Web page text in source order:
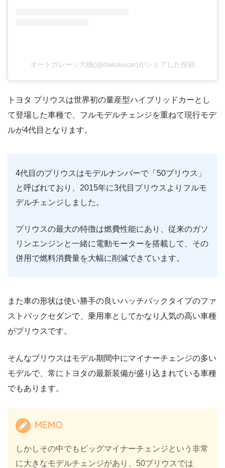
オートガレージ大徳(@daitokucar)がシェアした投稿
トヨタ プリウスは世界初の量産型ハイブリッドカーとし
て登場した車種で、フルモデルチェンジを重ねて現行モデ
ルが4代目となります。
4代目のプリウスはモデルナンバーで「50プリウス」
と呼ばれており、2015年に3代目プリウスよりフルモ
デルチェンジしました。
プリウスの最大の特徴は燃費性能にあり、従来のガソ
リンエンジンと一緒に電動モーターを搭載して、その
併用で燃料消費量を大幅に削減できています。
また車の形状は使い勝手の良いハッチバックタイプのファ
ストバックセダンで、乗用車としてかなり人気の高い車種
がプリウスです。
そんなプリウスはモデル期間中にマイナーチェンジの多い
モデルで、常にトヨタの最新装備が盛り込まれている車種
でもあります。
MEMO
しかしその中でもビッグマイナーチェンジという非常
に大きなモデルチェンジがあり、50プリウスでは